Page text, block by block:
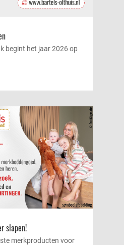
begint het jaar 2026 op
slapen!
merkproducten voor